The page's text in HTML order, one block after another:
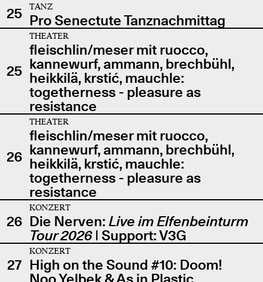
25
TANZ
Pro Senectute Tanznachmittag
25
THEATER
fleischlin/meser mit ruocco,
kannewurf, ammann, brechbühl,
heikkilä, krstić, mauchle:
togetherness - pleasure as
resistance
26
THEATER
fleischlin/meser mit ruocco,
kannewurf, ammann, brechbühl,
heikkilä, krstić, mauchle:
togetherness - pleasure as
resistance
26
KONZERT
Die Nerven: Live im Elfenbeinturm
Tour 2026| Support: V3G
27
KONZERT
High on the Sound #10: Doom!